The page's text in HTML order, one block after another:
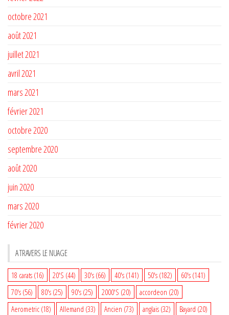
octobre 2021
août 2021
juillet 2021
avril 2021
mars 2021
février 2021
octobre 2020
septembre 2020
août 2020
juin 2020
mars 2020
février 2020
A TRAVERS LE NUAGE
18 carats (16) 20'S (44) 30's (66) 40's (141) 50's (182) 60's (141)
70's (56) 80's (25) 90's (25) 2000'S (20) accordeon (20)
Aerometric (18) Allemand (33) Ancien (73) anglais (32) Bayard (20)